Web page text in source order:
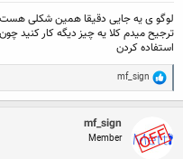
لوگو ی یه جایی دقیقا همین شکلی
ترجیح میدم کلا یه چیز دیگه کار کنید
استفاده کردن
R
e
a
t
i
o
mf_sign
mf_sign
Member